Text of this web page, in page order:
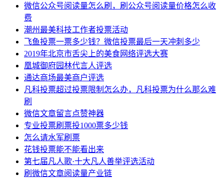
微信公众号阅读量怎么刷，刷公众号阅读量价格怎么收
费
潮州最美科技工作者投票活动
飞鱼投票一票多少钱？微信投票最后一天冲刺多少
2019年北京市舌尖上的美食网络评选大赛
凰城御府园林代言人评选
通达商场最美商户评选
凡科投票超过投票限制怎么办，凡科投票为什么那么难
刷
微信文章留言点赞神器
专业投票刷票投1000票多少钱
怎么请水军刷票
花钱投票能不能看出来
第七届凡人歌·十大凡人善举评选活动
刷微信文章阅读量产业链